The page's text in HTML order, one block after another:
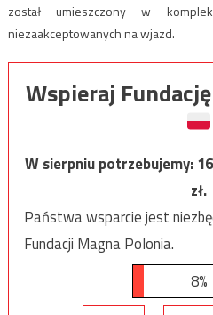
został umieszczony w
niezaakceptowanych na wjazd.
Wspieraj
W sierpniu potrzebujemy:
zł.
Państwa wsparcie jest
Fundacji Magna Polonia.
8%